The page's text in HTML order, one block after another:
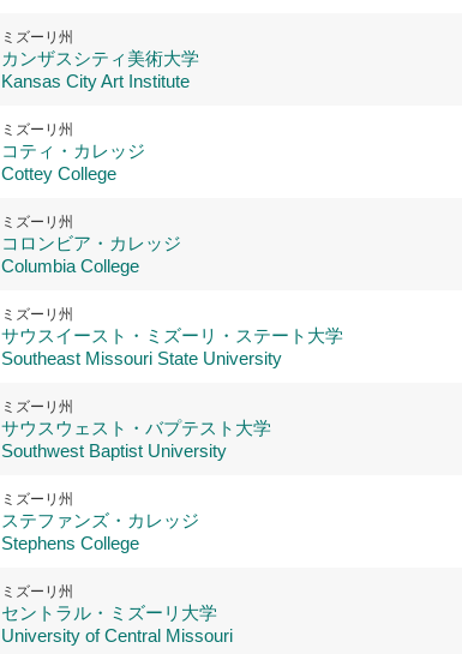
ミズーリ州
カンザスシティ美術大学
Kansas City Art Institute
ミズーリ州
コティ・カレッジ
Cottey College
ミズーリ州
コロンビア・カレッジ
Columbia College
ミズーリ州
サウスイースト・ミズーリ・ステート大学
Southeast Missouri State University
ミズーリ州
サウスウェスト・バプテスト大学
Southwest Baptist University
ミズーリ州
ステファンズ・カレッジ
Stephens College
ミズーリ州
セントラル・ミズーリ大学
University of Central Missouri